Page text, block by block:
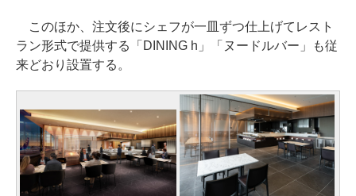
このほか、注文後にシェフが一皿ずつ仕上げてレスト
ラン形式で提供する「DINING h」「ヌードルバー」も従
来どおり設置する。